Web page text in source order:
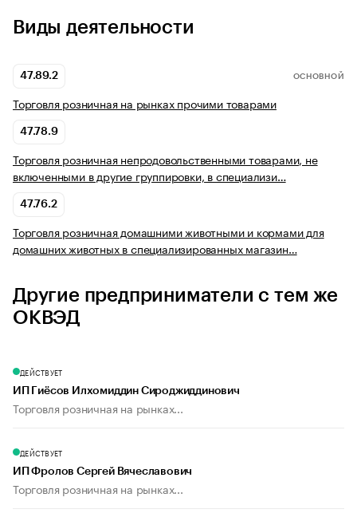
Виды деятельности
47.89.2 ОСНОВНОЙ
Торговля розничная на рынках прочими товарами
47.78.9
Торговля розничная непродовольственными товарами, не
включенными в другие группировки, в специализи…
47.76.2
Торговля розничная домашними животными и кормами для
домашних животных в специализированных магазин…
Другие предприниматели с тем же
ОКВЭД
ДЕЙСТВУЕТ
ИП Гиёсов Илхомиддин Сироджиддинович
Торговля розничная на рынках...
ДЕЙСТВУЕТ
ИП Фролов Сергей Вячеславович
Торговля розничная на рынках...